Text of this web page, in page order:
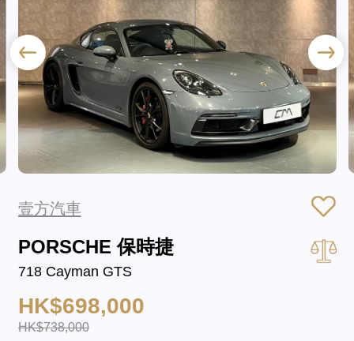
壹方汽車
PORSCHE 保時捷
718 Cayman GTS
HK$698,000
HK$738,000